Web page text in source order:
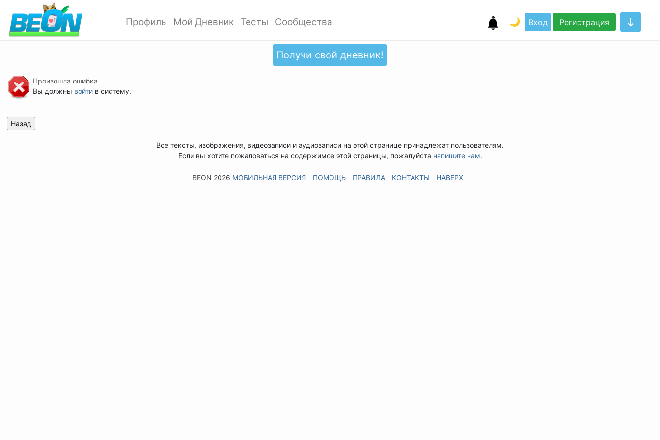
Профиль Мой Дневник Тесты Сообщества 🌙 Вход Регистрация
Получи свой дневник!
Произошла ошибка
Вы должны войтив систему.
Все тексты, изображения, видеозаписи и аудиозаписи на этой странице принадлежат пользователям.
Если вы хотите пожаловаться на содержимое этой страницы, пожалуйста напишите нам.
BEON 2026 МОБИЛЬНАЯ ВЕРСИЯ ПОМОЩЬ ПРАВИЛА КОНТАКТЫ НАВЕРХ